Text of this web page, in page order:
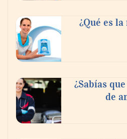
buscan proyectar
fortalecer el turismo
¿Qué es
¿Sabías
de